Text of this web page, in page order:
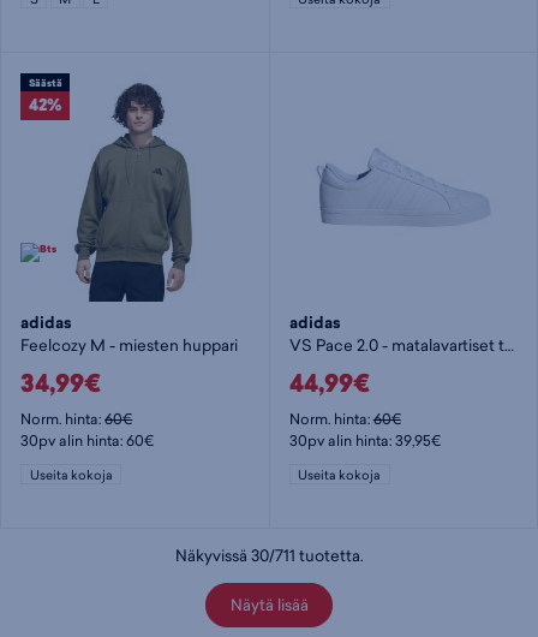
Säästä
42%
adidas
Feelcozy M - miesten huppari
34,99€
Norm. hinta:60€
30pv alin hinta: 60€
Useita kokoja
adidas
VS Pace 2.0 - matalavartiset tennarit
44,99€
Norm. hinta:60€
30pv alin hinta: 39,95€
Useita kokoja
Näkyvissä 30/711 tuotetta.
Näytä lisää